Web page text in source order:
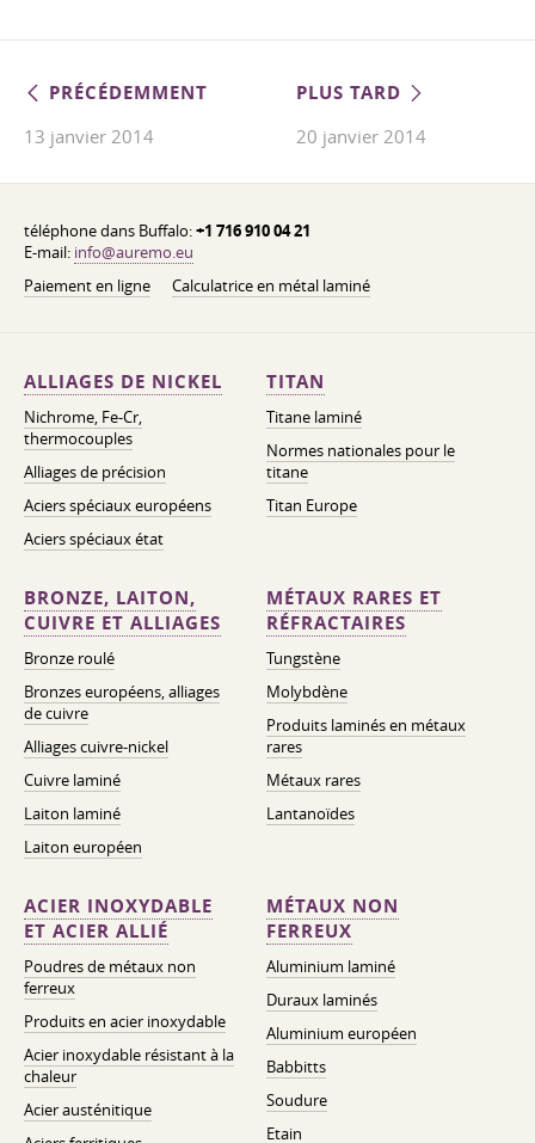
PRÉCÉDEMMENT
13 janvier 2014
PLUS TARD
20 janvier 2014
téléphone dans Buffalo:+1 716 910 04 21
E-mail: info@auremo.eu
Paiement en ligne
Calculatrice en métal laminé
ALLIAGES DE NICKEL
Nichrome, Fe-Cr,
thermocouples
Alliages de précision
Aciers spéciaux européens
Aciers spéciaux état
TITAN
Titane laminé
Normes nationales pour le
titane
Titan Europe
BRONZE, LAITON,
CUIVRE ET ALLIAGES
Bronze roulé
Bronzes européens, alliages
de cuivre
Alliages cuivre-nickel
Cuivre laminé
Laiton laminé
Laiton européen
MÉTAUX RARES ET
RÉFRACTAIRES
Tungstène
Molybdène
Produits laminés en métaux
rares
Métaux rares
Lantanoïdes
ACIER INOXYDABLE
ET ACIER ALLIÉ
Poudres de métaux non
ferreux
Produits en acier inoxydable
Acier inoxydable résistant à la
chaleur
Acier austénitique
MÉTAUX NON
FERREUX
Aluminium laminé
Duraux laminés
Aluminium européen
Babbitts
Soudure
Etain